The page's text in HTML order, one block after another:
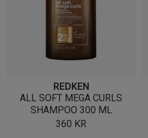
REDKEN
ALL SOFT MEGA CURLS
SHAMPOO 300 ML
360 KR